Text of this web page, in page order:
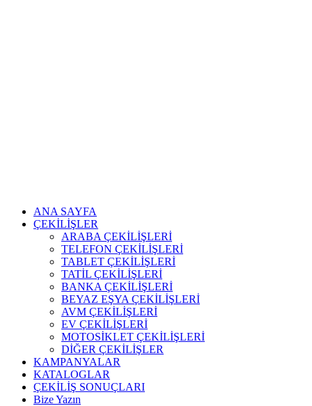
ANA SAYFA
ÇEKİLİŞLER
ARABA ÇEKİLİŞLERİ
TELEFON ÇEKİLİŞLERİ
TABLET ÇEKİLİŞLERİ
TATİL ÇEKİLİŞLERİ
BANKA ÇEKİLİŞLERİ
BEYAZ EŞYA ÇEKİLİŞLERİ
AVM ÇEKİLİŞLERİ
EV ÇEKİLİŞLERİ
MOTOSİKLET ÇEKİLİŞLERİ
DİĞER ÇEKİLİŞLER
KAMPANYALAR
KATALOGLAR
ÇEKİLİŞ SONUÇLARI
Bize Yazın